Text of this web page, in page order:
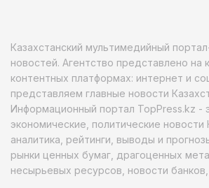
Казахстанский мультимедийный
новостей. Агентство представлено на
контентных платформах: интернет и
представляем главные новости
Информационный портал TopPress.kz -
экономические, политические новости
аналитика, рейтинги, выводы и
рынки ценных бумаг, драгоценных
несырьевых ресурсов, новости